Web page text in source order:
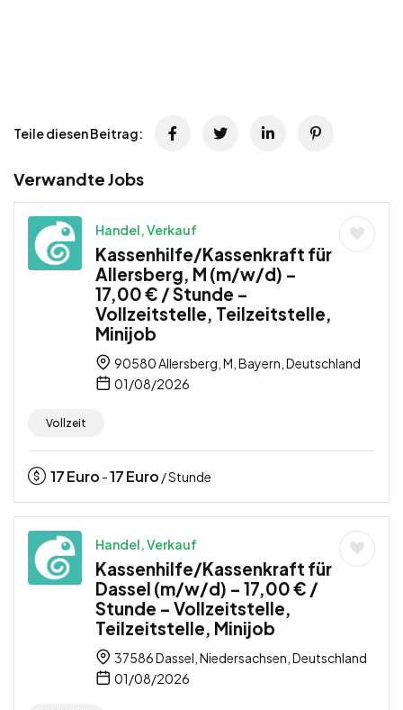
Teile diesen Beitrag:
Verwandte Jobs
Handel, Verkauf
Kassenhilfe/Kassenkraft für
Allersberg, M (m/w/d) –
17,00 € / Stunde –
Vollzeitstelle, Teilzeitstelle,
Minijob
90580 Allersberg, M, Bayern, Deutschland
01/08/2026
Vollzeit
17Euro -17Euro / Stunde
Handel, Verkauf
Kassenhilfe/Kassenkraft für
Dassel (m/w/d) – 17,00 € /
Stunde – Vollzeitstelle,
Teilzeitstelle, Minijob
37586 Dassel, Niedersachsen, Deutschland
01/08/2026